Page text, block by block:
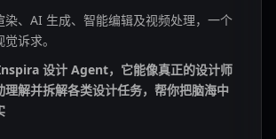
染、AI 生成、智能编辑及视频处理，一个
诉求。
设计 Agent，它能像真正的设计师
理解并拆解各类设计任务，帮你把脑海中